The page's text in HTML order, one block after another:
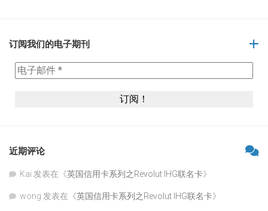
订阅我们的电子期刊
近期评论
Kai 发表在《英国信用卡系列之Revolut IHG联名卡》
wong 发表在《英国信用卡系列之Revolut IHG联名卡》